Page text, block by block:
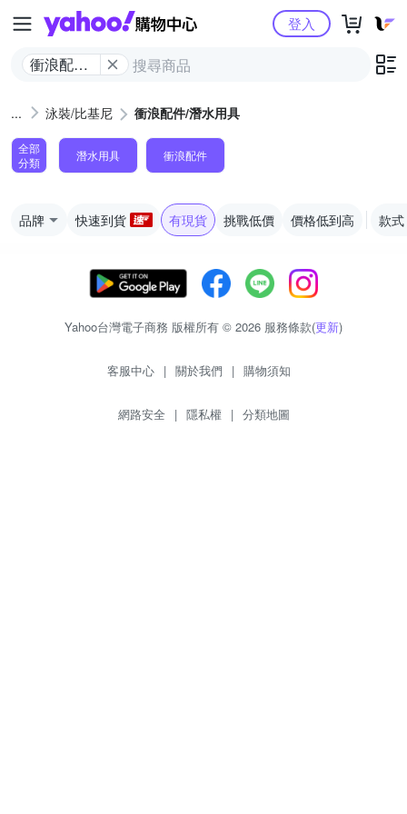
Yahoo購物中心
衝浪配件/
登入
泳裝/比基尼 衝浪配件/潛水用具
全部
分類
潛水用具 衝浪配件
品牌 快速到貨 有現貨 挑戰低價 價格低到高 款式
Yahoo台灣電子商務 版權所有 © 2026 服務條款(更新)
客服中心 | 關於我們 | 購物須知
網路安全 | 隱私權 | 分類地圖